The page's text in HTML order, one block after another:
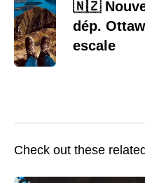
🇳🇿
dép.
escale
Check out these